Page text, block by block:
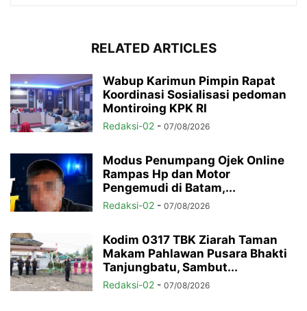
RELATED ARTICLES
Wabup Karimun Pimpin Rapat
Koordinasi Sosialisasi pedoman
Montiroing KPK RI
Redaksi-02 - 07/08/2026
Modus Penumpang Ojek Online
Rampas Hp dan Motor
Pengemudi di Batam,...
Redaksi-02 - 07/08/2026
Kodim 0317 TBK Ziarah Taman
Makam Pahlawan Pusara Bhakti
Tanjungbatu, Sambut...
Redaksi-02 - 07/08/2026